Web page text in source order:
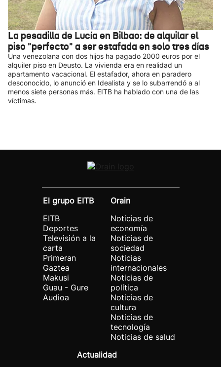
La pesadilla de Lucía en Bilbao: de alquilar el
piso "perfecto" a ser estafada en solo tres días
Una venezolana con dos hijos ha pagado 2000 euros por el
alquiler piso en Deusto. La vivienda era en realidad un
apartamento vacacional. El estafador, ahora en paradero
desconocido, lo anunció en Idealista y se lo subarrendó a al
menos siete personas más. EITB ha hablado con una de las
víctimas.
El grupo EITB
EITB
Deportes
Televisión a la
carta
Primeran
Gaztea
Makusi
Guau - Gure
Audioa
Orain
Noticias de
economía
Noticias de
sociedad
Noticias
internacionales
Noticias de
política
Noticias de
cultura
Noticias de
tecnología
Noticias de salud
Actualidad